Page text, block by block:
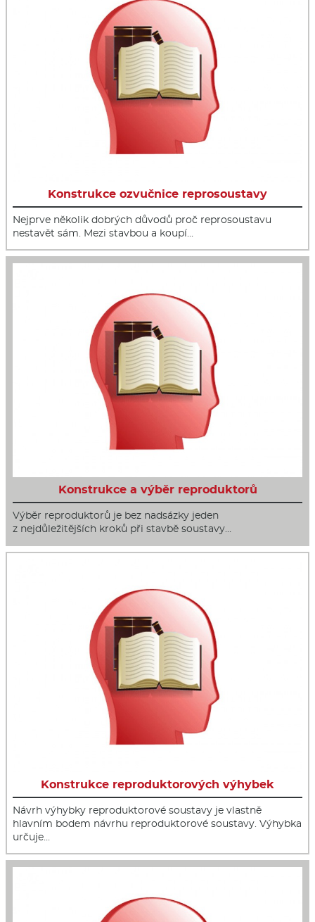
Konstrukce ozvučnice reprosoustavy
Nejprve několik dobrých důvodů proč reprosoustavu
nestavět sám. Mezi stavbou a koupí…
Konstrukce a výběr reproduktorů
Výběr reproduktorů je bez nadsázky jeden
z nejdůležitějších kroků při stavbě soustavy…
Konstrukce reproduktorových výhybek
Návrh výhybky reproduktorové soustavy je vlastně
hlavním bodem návrhu reproduktorové soustavy. Výhybka
určuje…